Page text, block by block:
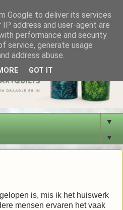
▼
▼
is, mis ik het huiswerk
mensen ervaren het vaak
Google to deliver its services
address and user-agent are
performance and security
service, generate usage
address abuse.
GOT IT